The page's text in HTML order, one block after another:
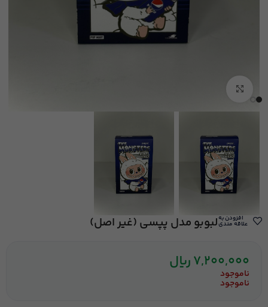
بزرگنمایی تصویر
افزودن به
علاقه مندیلبوبو مدل پپسی (غیر اصل)
7,200,000ریال
ناموجود
ناموجود